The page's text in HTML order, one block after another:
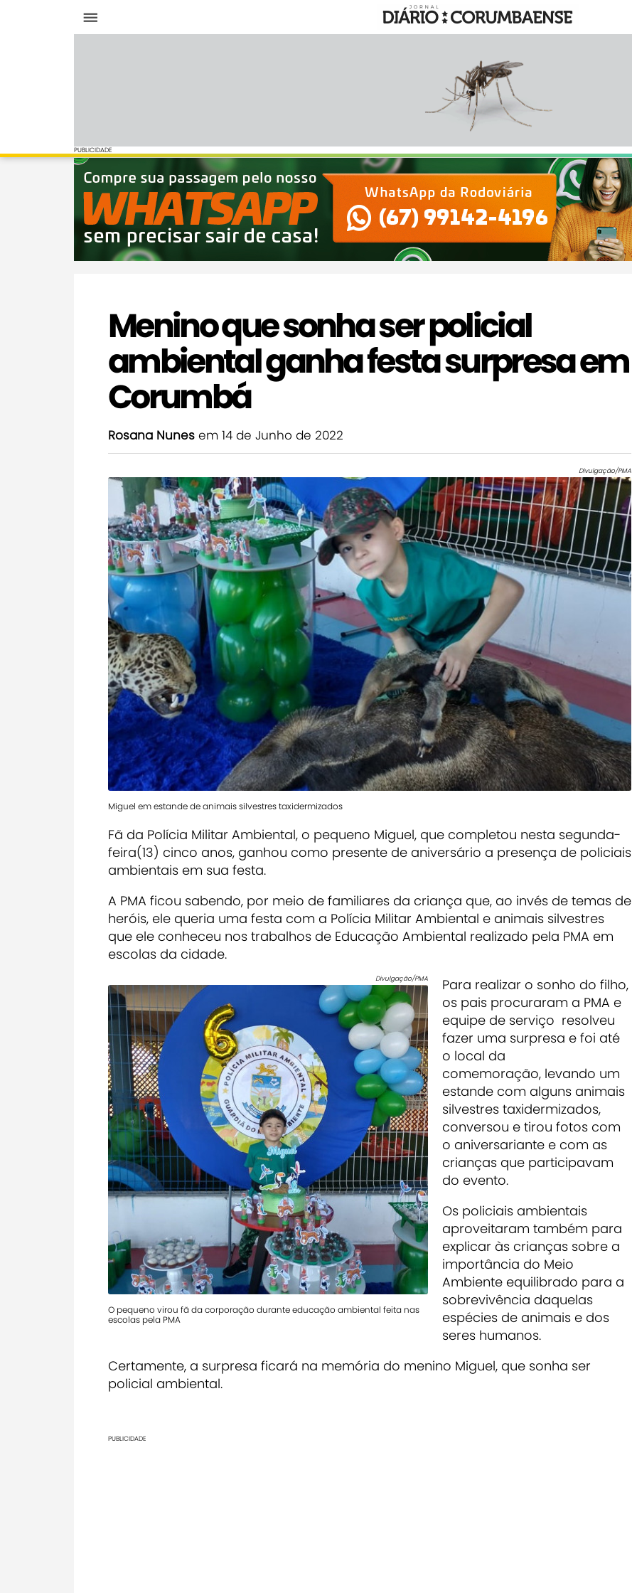
PUBLICIDADE
PUBLICIDADE
Menino que sonha ser policial
ambiental ganha festa surpresa em
Corumbá
Rosana Nunes em 14 de Junho de 2022
Divulgação/PMA
Miguel em estande de animais silvestres taxidermizados
Fã da Polícia Militar Ambiental, o pequeno Miguel, que completou nesta segunda-
feira(13) cinco anos, ganhou como presente de aniversário a presença de policiais
ambientais em sua festa.
A PMA ficou sabendo, por meio de familiares da criança que, ao invés de temas de
heróis, ele queria uma festa com a Polícia Militar Ambiental e animais silvestres
que ele conheceu nos trabalhos de Educação Ambiental realizado pela PMA em
escolas da cidade.
Divulgação/PMA
O pequeno virou fã da corporação durante educação ambiental feita nas
escolas pela PMA
Para realizar o sonho do filho,
os pais procuraram a PMA e
equipe de serviço resolveu
fazer uma surpresa e foi até
o local da
comemoração, levando um
estande com alguns animais
silvestres taxidermizados,
conversou e tirou fotos com
o aniversariante e com as
crianças que participavam
do evento.
Os policiais ambientais
aproveitaram também para
explicar às crianças sobre a
importância do Meio
Ambiente equilibrado para a
sobrevivência daquelas
espécies de animais e dos
seres humanos.
Certamente, a surpresa ficará na memória do menino Miguel, que sonha ser
policial ambiental.
PUBLICIDADE